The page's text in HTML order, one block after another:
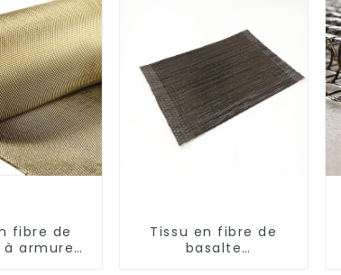
fibre de
armure
Tissu en fibre de
basalte